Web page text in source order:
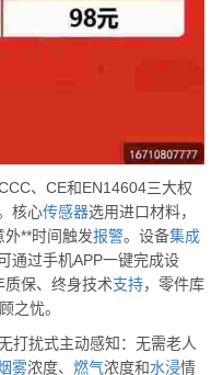
、CE和EN14604三大权
核心传感器选用进口材料，
外**时间触发报警。设备集成
通过手机APP一键完成设
质保、终身技术支持，零件库
之忧。
打扰式主动感知：无需老人
雾浓度、 燃气浓度和水浸情